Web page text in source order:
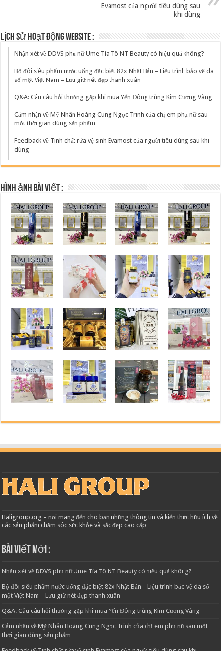
Evamost của người tiêu dùng sau
khi dùng
Lịch sử hoạt động website :
Nhận xét về DDVS phụ nữ Ume Tía Tô NT Beauty có hiệu quả không?
Bộ đôi siêu phẩm nước uống đặc biệt 82x Nhật Bản – Liệu trình bảo vệ da
số một Việt Nam – Lưu giữ nét đẹp thanh xuân
Q&A: Câu câu hỏi thường gặp khi mua Yến Đông trùng Kim Cương Vàng
Cảm nhận về Mỹ Nhân Hoàng Cung Ngọc Trinh của chị em phụ nữ sau
một thời gian dùng sản phẩm
Feedback về Tinh chất rửa vệ sinh Evamost của người tiêu dùng sau khi
dùng
Hình ảnh bài viết :
Haligroup.org – nơi mang đến cho bạn những thông tin và kiến thức hữu ích về
các sản phẩm chăm sóc sức khỏe và sắc đẹp cao cấp.
Bài viết mới :
Nhận xét về DDVS phụ nữ Ume Tía Tô NT Beauty có hiệu quả không?
Bộ đôi siêu phẩm nước uống đặc biệt 82x Nhật Bản – Liệu trình bảo vệ da số
một Việt Nam – Lưu giữ nét đẹp thanh xuân
Q&A: Câu câu hỏi thường gặp khi mua Yến Đông trùng Kim Cương Vàng
Cảm nhận về Mỹ Nhân Hoàng Cung Ngọc Trinh của chị em phụ nữ sau một
thời gian dùng sản phẩm